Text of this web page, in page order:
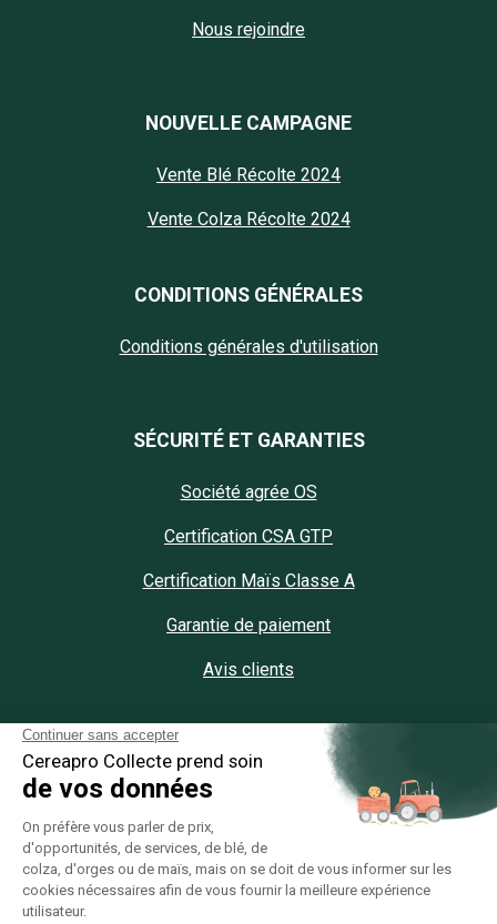
Nous rejoindre
NOUVELLE CAMPAGNE
Vente Blé Récolte 2024
Vente Colza Récolte 2024
CONDITIONS GÉNÉRALES
Conditions générales d'utilisation
SÉCURITÉ ET GARANTIES
Société agrée OS
Certification CSA GTP
Certification Maïs Classe A
Garantie de paiement
Avis clients
App Cereapro Play Store
App Cereapro Ios
App Cereapro App Gallery